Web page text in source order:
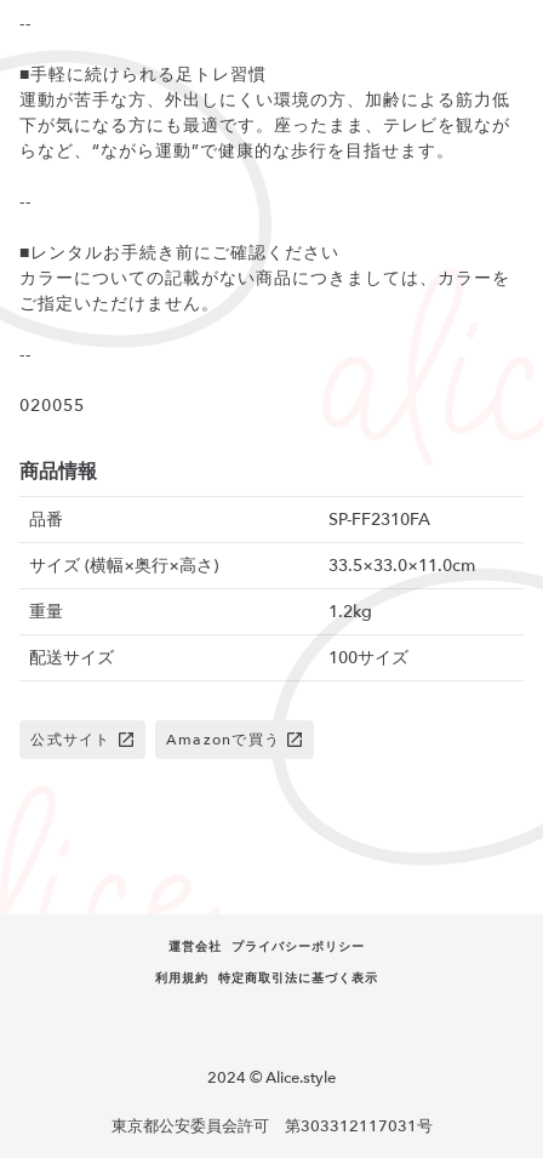
--
■手軽に続けられる足トレ習慣
運動が苦手な方、外出しにくい環境の方、加齢による筋力低
下が気になる方にも最適です。座ったまま、テレビを観なが
らなど、“ながら運動”で健康的な歩行を目指せます。
--
■レンタルお手続き前にご確認ください
カラーについての記載がない商品につきましては、カラーを
ご指定いただけません。
--
商品情報
品番
SP-FF2310FA
サイズ (横幅×奥行×高さ)
33.5×33.0×11.0cm
重量
1.2kg
配送サイズ
100サイズ
公式サイト Amazonで買う
運営会社
プライバシーポリシー
利用規約
特定商取引法に基づく表示
2024 © Alice.style
東京都公安委員会許可 第303312117031号